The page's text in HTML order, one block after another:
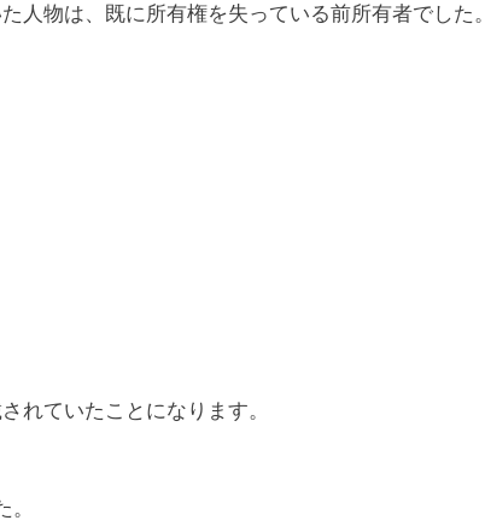
人物は、既に所有権を失っている前所有者でした。
れていたことになります。